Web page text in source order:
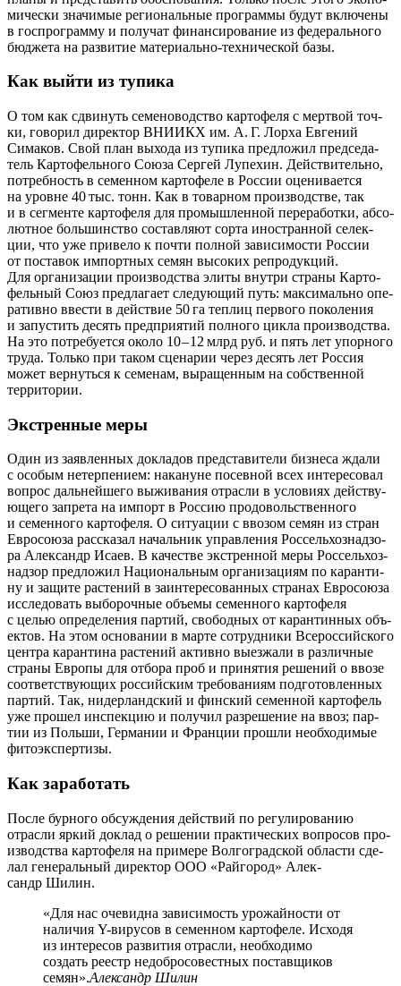
ми­че­ски зна­чи­мые реги­о­наль­ные про­грам­мы будут вклю­че­ны
в гос­про­грам­му и полу­чат финан­си­ро­ва­ние из феде­раль­но­го
бюд­же­та на раз­ви­тие мате­ри­аль­но-тех­ни­че­ской базы.
Как выйти из тупика
О том как сдви­нуть семе­но­вод­ство кар­то­фе­ля с мерт­вой точ­
ки, гово­рил дирек­тор ВНИИКХ им. А. Г. Лор­ха Евге­ний
Сима­ков. Свой план выхо­да из тупи­ка пред­ло­жил пред­се­да­
тель Кар­то­фель­но­го Сою­за Сер­гей Лупе­хин. Дей­стви­тель­но,
потреб­ность в семен­ном кар­то­фе­ле в Рос­сии оце­ни­ва­ет­ся
на уровне 40 тыс. тонн. Как в товар­ном про­из­вод­стве, так
и в сег­мен­те кар­то­фе­ля для про­мыш­лен­ной пере­ра­бот­ки, абсо­
лют­ное боль­шин­ство состав­ля­ют сор­та ино­стран­ной селек­
ции, что уже при­ве­ло к почти пол­ной зави­си­мо­сти Рос­сии
от поста­вок импорт­ных семян высо­ких репро­дук­ций.
Для орга­ни­за­ции про­из­вод­ства эли­ты внут­ри стра­ны Кар­то­
фель­ный Союз пред­ла­га­ет сле­ду­ю­щий путь: мак­си­маль­но опе­
ра­тив­но вве­сти в дей­ствие 50 га теп­лиц пер­во­го поко­ле­ния
и запу­стить десять пред­при­я­тий пол­но­го цик­ла про­из­вод­ства.
На это потре­бу­ет­ся око­ло 10 – 12 млрд руб. и пять лет упор­но­го
тру­да. Толь­ко при таком сце­на­рии через десять лет Рос­сия
может вер­нуть­ся к семе­нам, выра­щен­ным на соб­ствен­ной
территории.
Экстренные меры
Один из заяв­лен­ных докла­дов пред­ста­ви­те­ли биз­не­са жда­ли
с осо­бым нетер­пе­ни­ем: нака­нуне посев­ной всех инте­ре­со­вал
вопрос даль­ней­ше­го выжи­ва­ния отрас­ли в усло­ви­ях дей­ству­
ю­ще­го запре­та на импорт в Рос­сию про­до­воль­ствен­но­го
и семен­но­го кар­то­фе­ля. О ситу­а­ции с вво­зом семян из стран
Евро­союза рас­ска­зал началь­ник управ­ле­ния Рос­сель­хоз­над­зо­
ра Алек­сандр Иса­ев. В каче­стве экс­трен­ной меры Рос­сель­хоз­
над­зор пред­ло­жил Наци­о­наль­ным орга­ни­за­ци­ям по каран­ти­
ну и защи­те рас­те­ний в заин­те­ре­со­ван­ных стра­нах Евро­со­ю­за
иссле­до­вать выбо­роч­ные объ­е­мы семен­но­го кар­то­фе­ля
с целью опре­де­ле­ния пар­тий, сво­бод­ных от каран­тин­ных объ­
ек­тов. На этом осно­ва­нии в мар­те сотруд­ни­ки Все­рос­сий­ско­го
цен­тра каран­ти­на рас­те­ний актив­но выез­жа­ли в раз­лич­ные
стра­ны Евро­пы для отбо­ра проб и при­ня­тия реше­ний о вво­зе
соот­вет­ству­ю­щих рос­сий­ским тре­бо­ва­ни­ям под­го­тов­лен­ных
пар­тий. Так, нидер­ланд­ский и фин­ский семен­ной кар­то­фель
уже про­шел инспек­цию и полу­чил раз­ре­ше­ние на ввоз; пар­
тии из Поль­ши, Гер­ма­нии и Фран­ции про­шли необ­хо­ди­мые
фитоэкспертизы.
Как заработать
После бур­но­го обсуж­де­ния дей­ствий по регу­ли­ро­ва­нию
отрас­ли яркий доклад о реше­нии прак­ти­че­ских вопро­сов про­
из­вод­ства кар­то­фе­ля на при­ме­ре Вол­го­град­ской обла­сти сде­
лал гене­раль­ный дирек­тор ООО «Рай­го­род» Алек­
сандр Шилин.
«Для нас оче­вид­на зави­си­мость уро­жай­но­сти от
нали­чия Y-виру­сов в семен­ном кар­то­фе­ле. Исхо­дя
из инте­ре­сов раз­ви­тия отрас­ли, необ­хо­ди­мо
создать реестр недоб­ро­со­вест­ных постав­щи­ков
семян».Алек­сандр Шилин